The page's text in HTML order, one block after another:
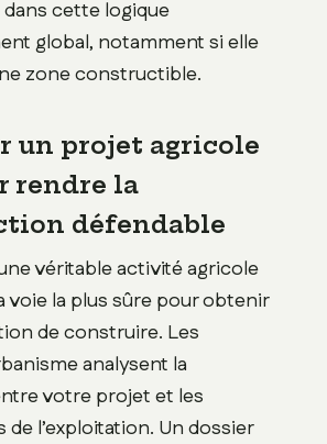
dans cette logique
global, notamment si elle
zone constructible.
un projet agricole
rendre la
défendable
véritable activité agricole
voie la plus sûre pour obtenir
de construire. Les
analysent la
votre projet et les
de l’exploitation. Un dossier